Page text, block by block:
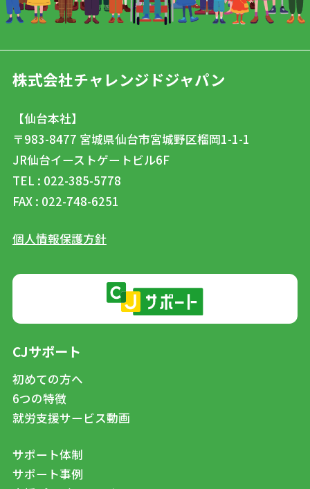
株式会社チャレンジドジャパン
【仙台本社】
〒983-8477 宮城県仙台市宮城野区榴岡1-1-1
JR仙台イーストゲートビル6F
TEL : 022-385-5778
FAX : 022-748-6251
個人情報保護方針
CJサポート
初めての方へ
6つの特徴
就労支援サービス動画
サポート体制
サポート事例